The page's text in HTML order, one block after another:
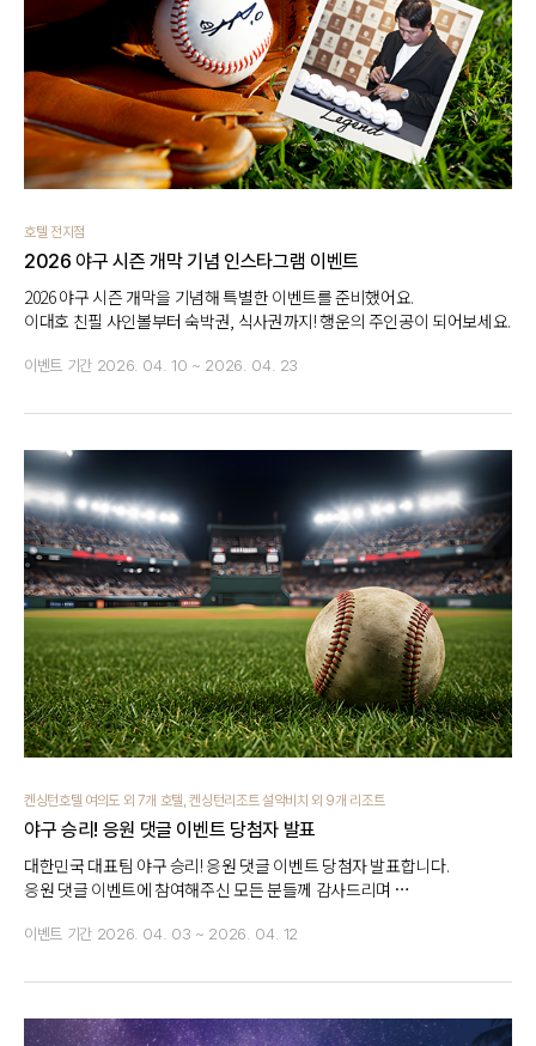
호텔 전지점
2026 야구 시즌 개막 기념 인스타그램 이벤트
2026 야구 시즌 개막을 기념해 특별한 이벤트를 준비했어요.
이대호 친필 사인볼부터 숙박권, 식사권까지! 행운의 주인공이 되어보세요.
이벤트 기간 2026. 04. 10 ~ 2026. 04. 23
켄싱턴호텔 여의도 외 7개 호텔, 켄싱턴리조트 설악비치 외 9개 리조트
야구 승리! 응원 댓글 이벤트 당첨자 발표
대한민국 대표팀 야구 승리! 응원 댓글 이벤트 당첨자 발표합니다.
응원 댓글 이벤트에 참여해주신 모든 분들께 감사드리며
(※ 경품은 기입해주신 정보 바탕으로 제공됩니다. )
이벤트 기간 2026. 04. 03 ~ 2026. 04. 12